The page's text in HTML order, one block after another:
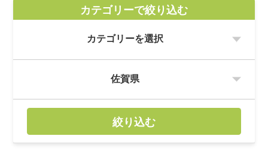
カテゴリーで絞り込む
絞り込む